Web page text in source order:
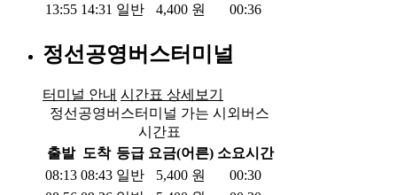
13:55 14:31 일반 4,400 원 00:36
정선공영버스터미널
터미널 안내 시간표 상세보기
정선공영버스터미널 가는 시외버스
시간표
출발 도착 등급 요금(어른) 소요시간
08:13 08:43 일반 5,400 원
00:30